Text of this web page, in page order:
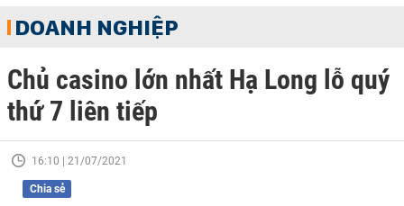
DOANH NGHIỆP
Chủ casino lớn nhất Hạ Long lỗ quý
thứ 7 liên tiếp
16:10 | 21/07/2021
Chia sẻ